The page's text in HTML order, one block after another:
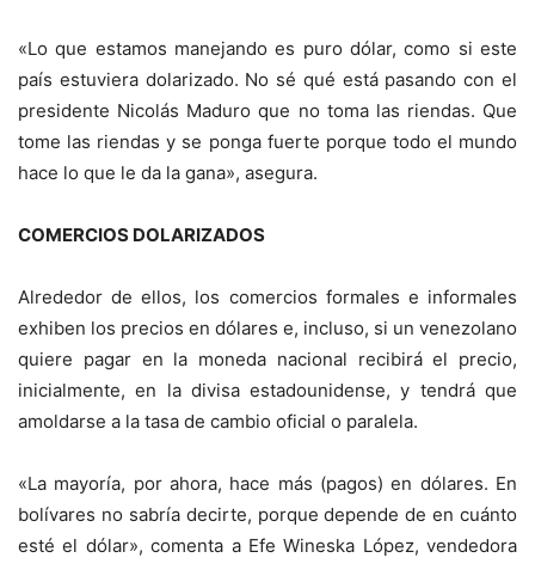
«Lo que estamos manejando es puro dólar, como si este
país estuviera dolarizado. No sé qué está pasando con el
presidente Nicolás Maduro que no toma las riendas. Que
tome las riendas y se ponga fuerte porque todo el mundo
hace lo que le da la gana», asegura.
COMERCIOS DOLARIZADOS
Alrededor de ellos, los comercios formales e informales
exhiben los precios en dólares e, incluso, si un venezolano
quiere pagar en la moneda nacional recibirá el precio,
inicialmente, en la divisa estadounidense, y tendrá que
amoldarse a la tasa de cambio oficial o paralela.
«La mayoría, por ahora, hace más (pagos) en dólares. En
bolívares no sabría decirte, porque depende de en cuánto
esté el dólar», comenta a Efe Wineska López, vendedora